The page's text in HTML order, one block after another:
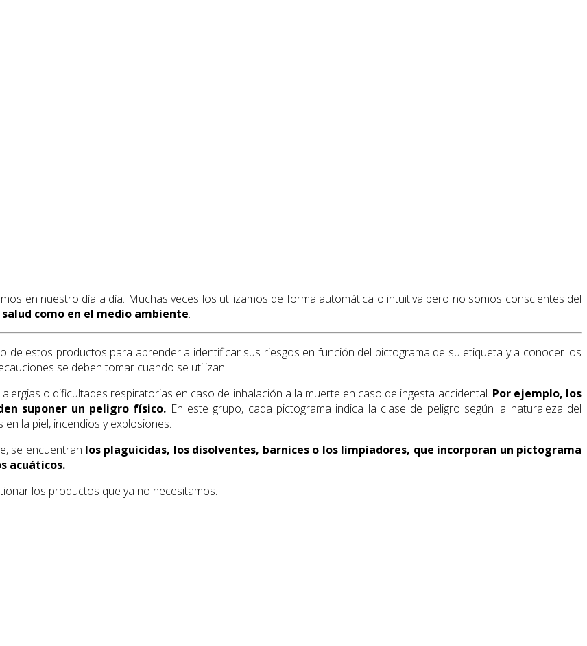
en nuestro día a día. Muchas veces los utilizamos de forma automática o intuitiva pero no somos conscientes del
como en el medio ambiente.
estos productos para aprender a identificar sus riesgos en función del pictograma de su etiqueta y a conocer los
se deben tomar cuando se utilizan.
o dificultades respiratorias en caso de inhalación a la muerte en caso de ingesta accidental. Por ejemplo, los
suponer un peligro físico. En este grupo, cada pictograma indica la clase de peligro según la naturaleza del
la piel, incendios y explosiones.
se encuentran los plaguicidas, los disolventes, barnices o los limpiadores, que incorporan un pictograma
acuáticos.
los productos que ya no necesitamos.